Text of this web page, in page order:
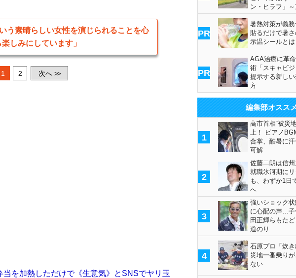
いう素晴らしい女性を演じられることを心
しみにしています」
1 2 次へ >>
当を加熱しただけで《生意気》とSNSでヤリ玉
ン・ヒラフ」
PR
暑熱対策が義
貼るだけで暑
示温シールと
PR
AGA治療に革
術「スキャビ
提示する新し
方
編集部オススメ
1
高市首相“被災
上！ ピアノ
合掌、酷暑に
可解
2
佐藤二朗は信
就職氷河期に
も、わずか1日
へ
3
強いショック
に心配の声…子
田正輝らもた
道のり
4
石原プロ「炊
災地一番乗り
ない